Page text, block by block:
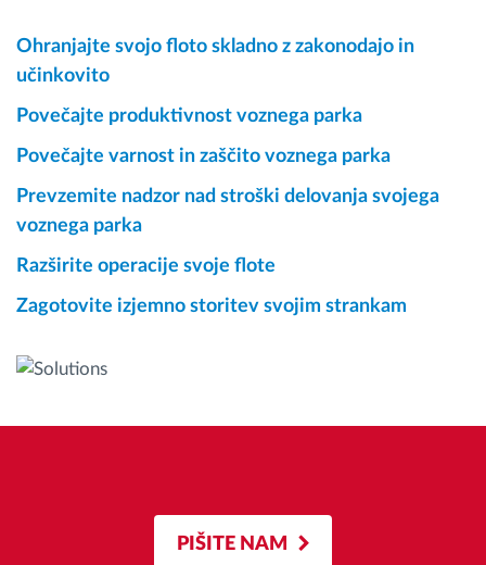
Ohranjajte svojo floto skladno z zakonodajo in
učinkovito
Povečajte produktivnost voznega parka
Povečajte varnost in zaščito voznega parka
Prevzemite nadzor nad stroški delovanja svojega
voznega parka
Razširite operacije svoje flote
Zagotovite izjemno storitev svojim strankam
PIŠITE NAM